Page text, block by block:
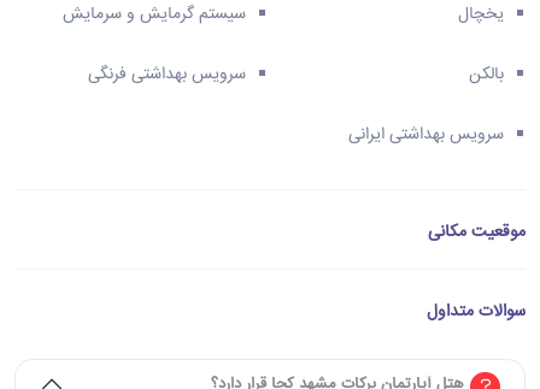
یخچال سیستم گرمایش و سرمایش
بالکن سرویس بهداشتی فرنگی
سرویس بهداشتی ایرانی
موقعیت مکانی
سوالات متداول
هتل آپارتمان برکات مشهد کجا قرار دارد؟